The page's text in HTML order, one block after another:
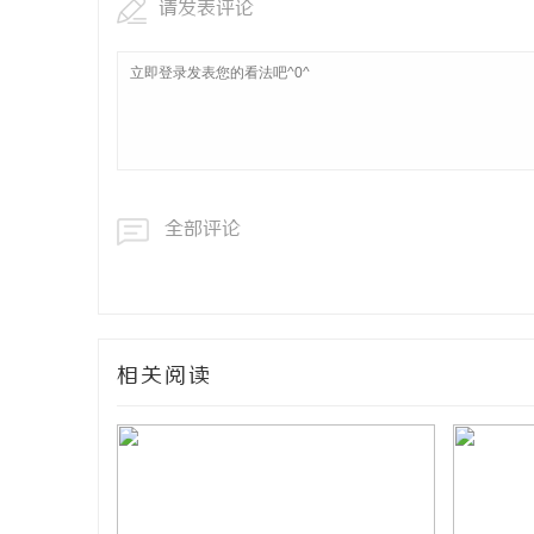
请发表评论
全部评论
相关阅读